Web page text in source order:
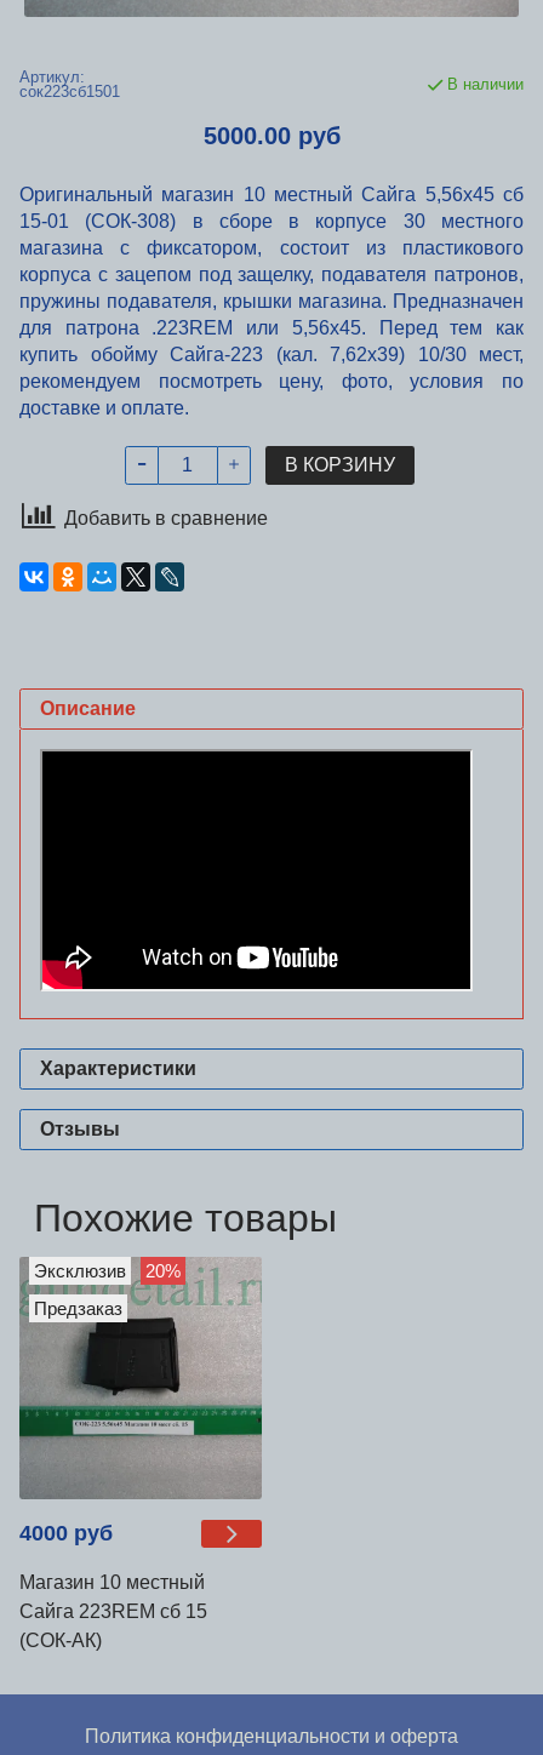
Артикул:
сок223сб1501
В наличии
5000.00 руб
Оригинальный магазин 10 местный Сайга 5,56х45 сб
15-01 (СОК-308) в сборе в корпусе 30 местного
магазина с фиксатором, состоит из пластикового
корпуса с зацепом под защелку, подавателя патронов,
пружины подавателя, крышки магазина. Предназначен
для патрона .223REM или 5,56х45. Перед тем как
купить обойму Сайга-223 (кал. 7,62х39) 10/30 мест,
рекомендуем посмотреть цену, фото, условия по
доставке и оплате.
В КОРЗИНУ
Добавить в сравнение
Описание
Характеристики
Отзывы
Похожие товары
Эксклюзив
20%
Предзаказ
4000 руб
Магазин 10 местный
Сайга 223REM сб 15
(СОК-АК)
Политика конфиденциальности и оферта